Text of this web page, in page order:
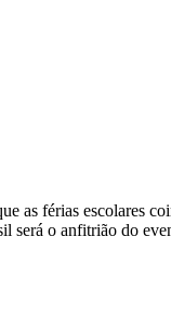
as férias escolares
será o anfitrião do